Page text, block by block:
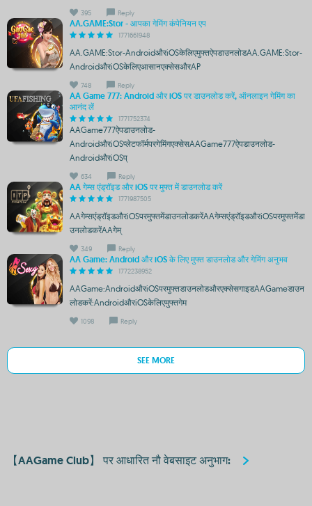
395 Reply
AA.GAME:Stor - आपका गेमिंग कंपेनियन एप
1771661948
AA.GAME:Stor-AndroidऔरiOSकेलिएमुफ्तऐपडाउनलोडAA.GAME:Stor-
AndroidऔरiOSकेलिएआसानएक्सेसऔरAP
748 Reply
AA Game 777: Android और iOS पर डाउनलोड करें, ऑनलाइन गेमिंग का
आनंद लें
1771752374
AAGame777ऐपडाउनलोड-
AndroidऔरiOSप्लेटफॉर्मपरगेमिंगएक्सेसAAGame777ऐपडाउनलोड-
AndroidऔरiOSप्
634 Reply
AA गेम्स एंड्रॉइड और iOS पर मुफ्त में डाउनलोड करें
1771987505
AAगेम्सएंड्रॉइडऔरiOSपरमुफ्तमेंडाउनलोडकरेंAAगेम्सएंड्रॉइडऔरiOSपरमुफ्तमेंडा
उनलोडकरेंAAगेम्
349 Reply
AA Game: Android और iOS के लिए मुफ्त डाउनलोड और गेमिंग अनुभव
1772238952
AAGame:AndroidऔरiOSपरमुफ्तडाउनलोडऔरएक्सेसगाइडAAGameडाउन
लोडकरें:AndroidऔरiOSकेलिएमुफ्तगेम
1098 Reply
SEE MORE
【AAGame Club】 पर आधारित नौ वेबसाइट अनुभाग: